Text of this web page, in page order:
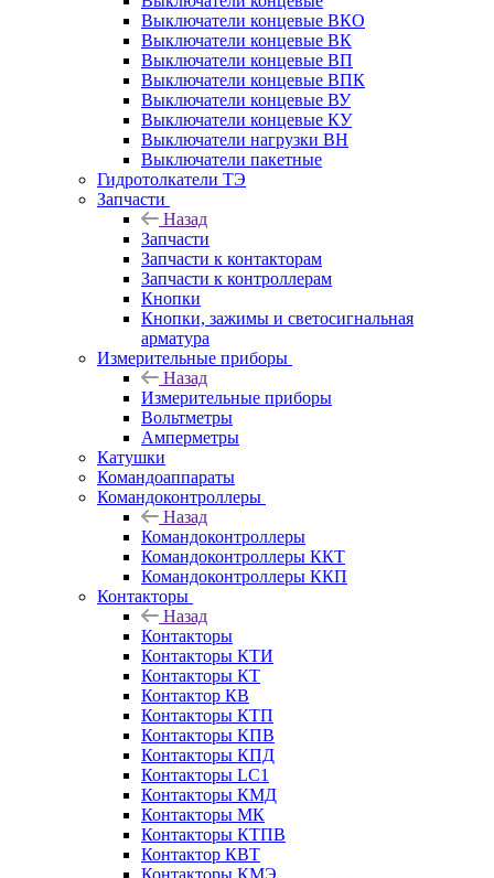
Выключатели концевые ВКО
Выключатели концевые ВК
Выключатели концевые ВП
Выключатели концевые ВПК
Выключатели концевые ВУ
Выключатели концевые КУ
Выключатели нагрузки ВН
Выключатели пакетные
Гидротолкатели ТЭ
Запчасти
Назад
Запчасти
Запчасти к контакторам
Запчасти к контроллерам
Кнопки
Кнопки, зажимы и светосигнальная
арматура
Измерительные приборы
Назад
Измерительные приборы
Вольтметры
Амперметры
Катушки
Командоаппараты
Командоконтроллеры
Назад
Командоконтроллеры
Командоконтроллеры ККТ
Командоконтроллеры ККП
Контакторы
Назад
Контакторы
Контакторы КТИ
Контакторы КТ
Контактор КВ
Контакторы КТП
Контакторы КПВ
Контакторы КПД
Контакторы LC1
Контакторы КМД
Контакторы МК
Контакторы КТПВ
Контактор КВТ
Контакторы КМЭ